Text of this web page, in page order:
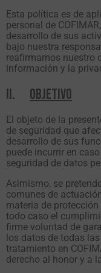
Esta política es de
personal de
desarrollo de sus
bajo nuestra
reafirmamos nuestro
información y la
II. OBJETIVO
El objeto de la
de seguridad que
desarrollo de sus
puede incurrir en
seguridad de datos
Asimismo, se
comunes de
materia de
todo caso el
firme voluntad de
los datos de todas
tratamiento en
derecho al honor y a